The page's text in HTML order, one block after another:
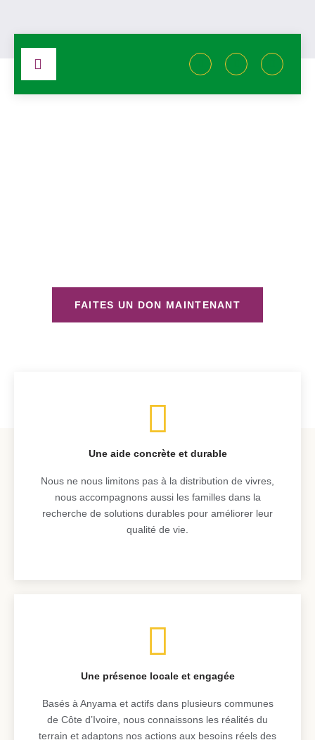
FAITES UN DON MAINTENANT
Une aide concrète et durable
Nous ne nous limitons pas à la distribution de vivres,
nous accompagnons aussi les familles dans la
recherche de solutions durables pour améliorer leur
qualité de vie.
Une présence locale et engagée
Basés à Anyama et actifs dans plusieurs communes
de Côte d’Ivoire, nous connaissons les réalités du
terrain et adaptons nos actions aux besoins réels des